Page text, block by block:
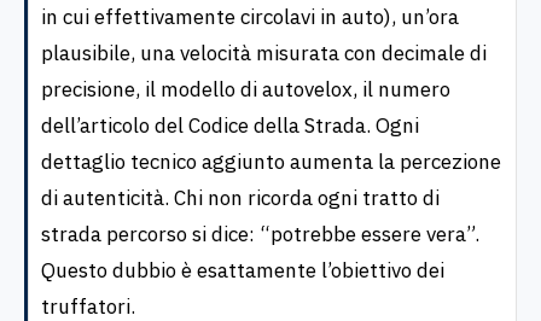
in cui effettivamente circolavi in auto), un’ora
plausibile, una velocità misurata con decimale di
precisione, il modello di autovelox, il numero
dell’articolo del Codice della Strada. Ogni
dettaglio tecnico aggiunto aumenta la percezione
di autenticità. Chi non ricorda ogni tratto di
strada percorso si dice: “potrebbe essere vera”.
Questo dubbio è esattamente l’obiettivo dei
truffatori.